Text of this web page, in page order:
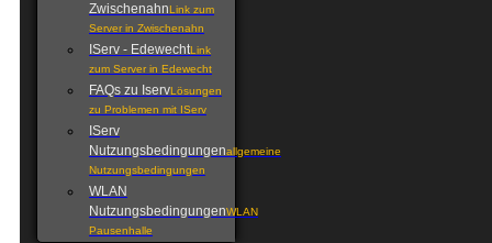
ZwischenahnLink zum
Server in Zwischenahn
IServ - EdewechtLink
zum Server in Edewecht
FAQs zu IservLösungen
zu Problemen mit IServ
IServ
Nutzungsbedingungenallgemeine
Nutzungsbedingungen
WLAN
NutzungsbedingungenWLAN
Pausenhalle